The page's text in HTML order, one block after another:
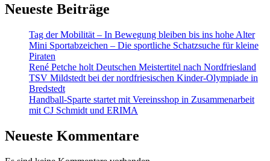
Neueste Beiträge
Tag der Mobilität – In Bewegung bleiben bis ins hohe Alter
Mini Sportabzeichen – Die sportliche Schatzsuche für kleine
Piraten
René Petche holt Deutschen Meistertitel nach Nordfriesland
TSV Mildstedt bei der nordfriesischen Kinder-Olympiade in
Bredstedt
Handball-Sparte startet mit Vereinsshop in Zusammenarbeit
mit CJ Schmidt und ERIMA
Neueste Kommentare